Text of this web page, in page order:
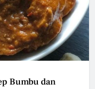
Bumbu dan